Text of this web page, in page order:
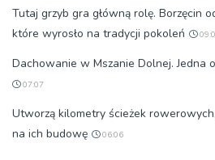
Tutaj grzyb gra główną rolę. Borzęcin
które wyrosło na tradycji pokoleń
Dachowanie w Mszanie Dolnej. Jedna
07:07
Utworzą kilometry ścieżek
na ich budowę
06:06